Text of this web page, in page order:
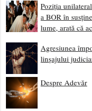
Poziția
a BOR în
lume, arată că
Agresiunea
linșajului
Despre Adevăr